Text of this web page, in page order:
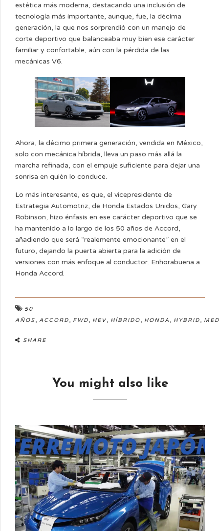
estética más moderna, destacando una inclusión de
tecnología más importante, aunque, fue, la décima
generación, la que nos sorprendió con un manejo de
corte deportivo que balanceaba muy bien ese carácter
familiar y confortable, aún con la pérdida de las
mecánicas V6.
Ahora, la décimo primera generación, vendida en México,
solo con mecánica híbrida, lleva un paso más allá la
marcha refinada, con el empuje suficiente para dejar una
sonrisa en quién lo conduce.
Lo más interesante, es que, el vicepresidente de
Estrategia Automotriz, de Honda Estados Unidos, Gary
Robinson, hizo énfasis en ese carácter deportivo que se
ha mantenido a lo largo de los 50 años de Accord,
añadiendo que será “realemente emocionante” en el
futuro, dejando la puerta abierta para la adición de
versiones con más enfoque al conductor. Enhorabuena a
Honda Accord.
50
AÑOS, ACCORD, FWD, HEV, HÍBRIDO, HONDA , HYBRID,
SHARE
You might also like